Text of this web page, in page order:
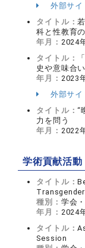
外部サ
タイトル：
科と性教育
年月： 2024
タイトル：
史や意味合
年月： 2023
外部サ
タイトル：“
力を問う
年月： 2022
学術貢献活動
タイトル：
種別： 学会
年月： 2024
タイトル：
Session